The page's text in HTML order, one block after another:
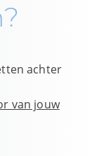
achter
van jouw